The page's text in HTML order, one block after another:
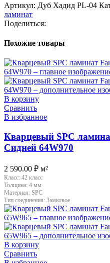
Артикул: Дуб Хадид PL-04
ламинат
Поделиться:
Похожие товары
В корзину
Сравнить
В избранное
Кварцевый SPC
Сидней 64W970
2 590.00 ₽ м²
Класс: 42 класс
Толщина: 4 мм
Материал: SPC
Тип соединения: Замковое
В корзину
Сравнить